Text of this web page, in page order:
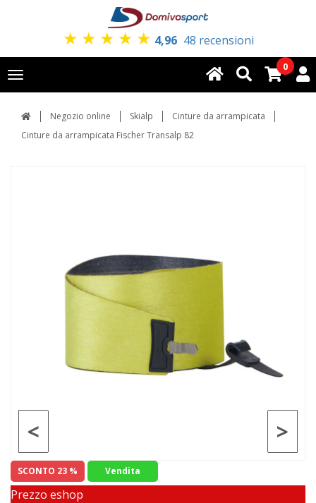
★ ★ ★ ★ ★ 4,96 48 recensioni
Toggle
navigation
0
Negozio online Skialp
Cinture da arrampicata
Cinture da arrampicata Fischer Transalp 82
>
<
SCONTO 23 % Vendita
Prezzo eshop